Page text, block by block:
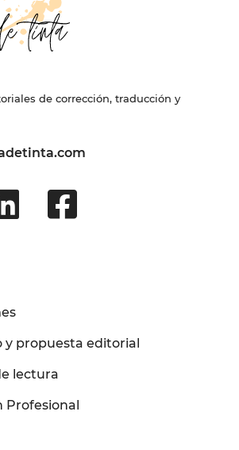
de corrección, traducción y
y propuesta editorial
lectura
Profesional